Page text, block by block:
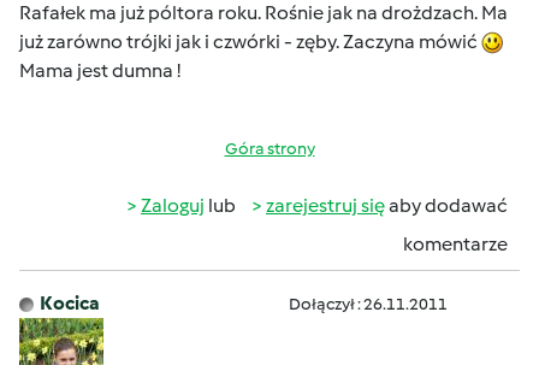
Rafałek ma już póltora roku. Rośnie jak na drożdzach. Ma
już zarówno trójki jak i czwórki - zęby. Zaczyna mówić
Mama jest dumna !
Góra strony
Zaloguj lub zarejestruj sięaby dodawać
komentarze
Kocica Dołączył : 26.11.2011